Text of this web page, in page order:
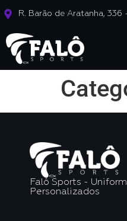
R. Barão de Aratanha,
Falô Sports -
Personalizados